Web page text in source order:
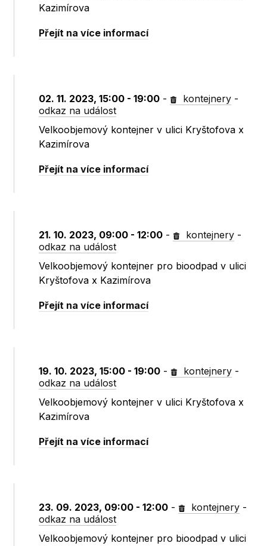
Kazimírova
Přejít na více informací
02. 11. 2023, 15:00 - 19:00 - kontejnery -
odkaz na událost
Velkoobjemový kontejner v ulici Kryštofova x
Kazimírova
Přejít na více informací
21. 10. 2023, 09:00 - 12:00 - kontejnery -
odkaz na událost
Velkoobjemový kontejner pro bioodpad v ulici
Kryštofova x Kazimírova
Přejít na více informací
19. 10. 2023, 15:00 - 19:00 - kontejnery -
odkaz na událost
Velkoobjemový kontejner v ulici Kryštofova x
Kazimírova
Přejít na více informací
23. 09. 2023, 09:00 - 12:00 - kontejnery -
odkaz na událost
Velkoobjemový kontejner pro bioodpad v ulici